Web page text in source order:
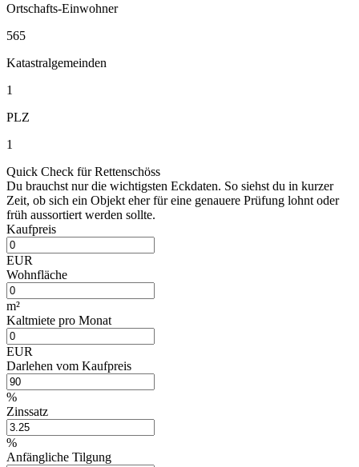
Ortschafts-Einwohner
565
Katastralgemeinden
1
PLZ
1
Quick Check für Rettenschöss
Du brauchst nur die wichtigsten Eckdaten. So siehst du in kurzer
Zeit, ob sich ein Objekt eher für eine genauere Prüfung lohnt oder
früh aussortiert werden sollte.
Kaufpreis
EUR
Wohnfläche
m²
Kaltmiete pro Monat
EUR
Darlehen vom Kaufpreis
%
Zinssatz
%
Anfängliche Tilgung